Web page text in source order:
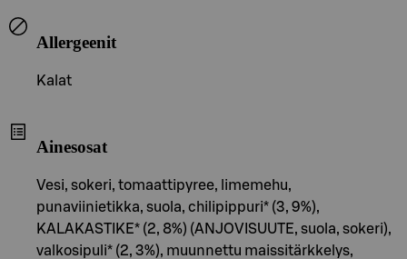
Allergeenit
Kalat
Ainesosat
Vesi, sokeri, tomaattipyree, limemehu,
punaviinietikka, suola, chilipippuri* (3, 9%),
KALAKASTIKE* (2, 8%) (ANJOVISUUTE, suola, sokeri),
valkosipuli* (2, 3%), muunnettu maissitärkkelys,